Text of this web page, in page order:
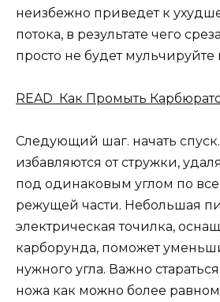
неизбежно приведет к
потока, в результате чего
просто не будет
READ Как Промыть
Следующий шаг. начать
избавляются от стружки,
под одинаковым углом по
режущей части. Небольшая
электрическая точилка,
карборунда, поможет
нужного угла. Важно
ножа как можно более